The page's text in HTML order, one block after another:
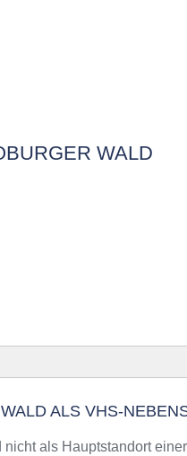
WALD
in Hagen am Teutoburger
Hagen am Teutoburger
ALS VHS-
nicht als Hauptstandort